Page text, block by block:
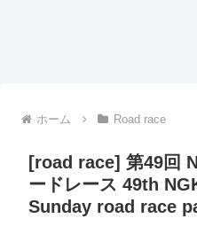
ホーム Road race
[road race] 第49回
ードレース 49th
Sunday road race